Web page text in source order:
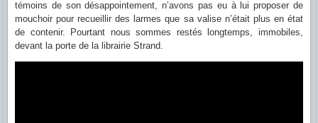
témoins de son désappointement, n’avons pas eu à lui proposer de
mouchoir pour recueillir des larmes que sa valise n’était plus en état
de contenir. Pourtant nous sommes restés longtemps, immobiles,
devant la porte de la librairie Strand.